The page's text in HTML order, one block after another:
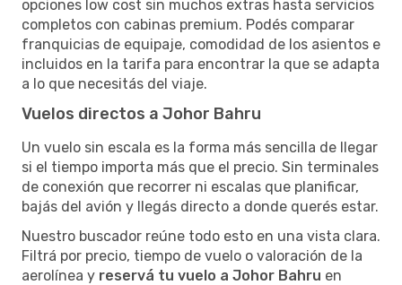
opciones low cost sin muchos extras hasta servicios
completos con cabinas premium. Podés comparar
franquicias de equipaje, comodidad de los asientos e
incluidos en la tarifa para encontrar la que se adapta
a lo que necesitás del viaje.
Vuelos directos a Johor Bahru
Un vuelo sin escala es la forma más sencilla de llegar
si el tiempo importa más que el precio. Sin terminales
de conexión que recorrer ni escalas que planificar,
bajás del avión y llegás directo a donde querés estar.
Nuestro buscador reúne todo esto en una vista clara.
Filtrá por precio, tiempo de vuelo o valoración de la
aerolínea y reservá tu vuelo a Johor Bahru en